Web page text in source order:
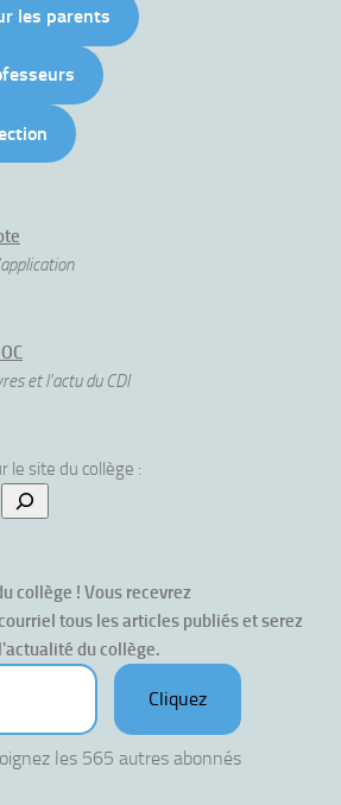
les parents
et l'actu du CDI
le site du collège :
collège ! Vous recevrez
tous les articles publiés et serez
du collège.
Cliquez
les 565 autres abonnés